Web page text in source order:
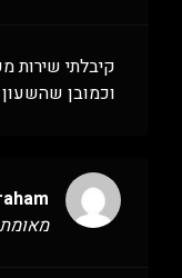
קיבלתי שירות
וכמובן